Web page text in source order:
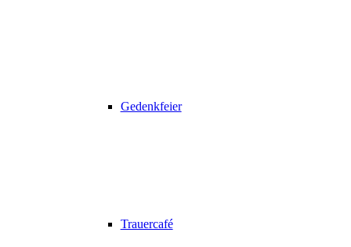
Gedenkfeier
Trauercafé